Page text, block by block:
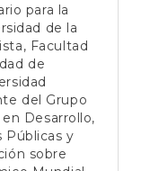
para la
de la
Facultad
de
del Grupo
Desarrollo,
Públicas y
sobre